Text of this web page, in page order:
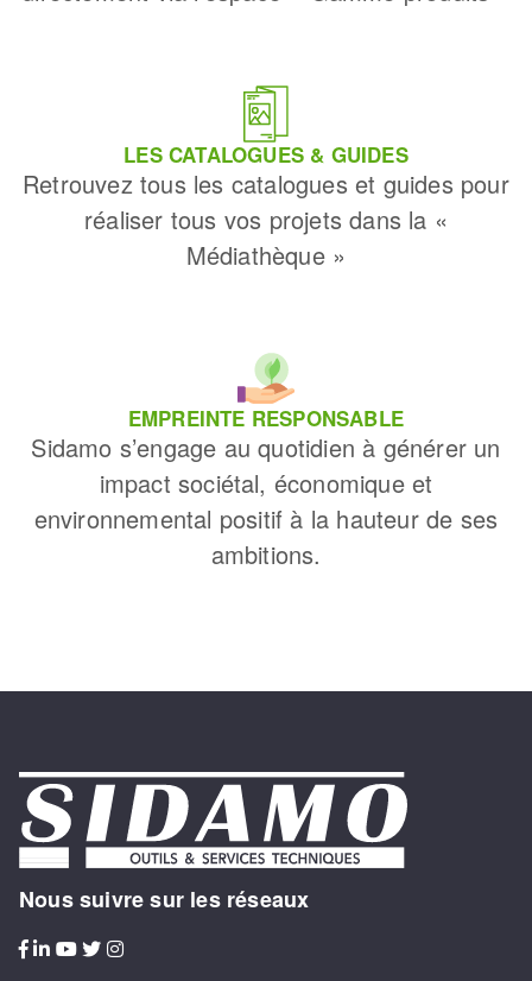
LES CATALOGUES & GUIDES
Retrouvez tous les catalogues et guides pour
réaliser tous vos projets dans la «
Médiathèque »
EMPREINTE RESPONSABLE
Sidamo s’engage au quotidien à générer un
impact sociétal, économique et
environnemental positif à la hauteur de ses
ambitions.
Nous suivre sur les réseaux